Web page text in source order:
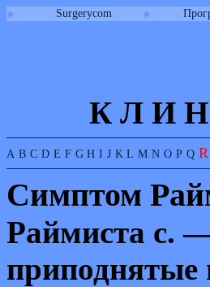
● Surgerycom ●
К Л И Н
A B C D E F G H I J K L M N O P Q R
Симптом
Раймиста с.
приподнятые